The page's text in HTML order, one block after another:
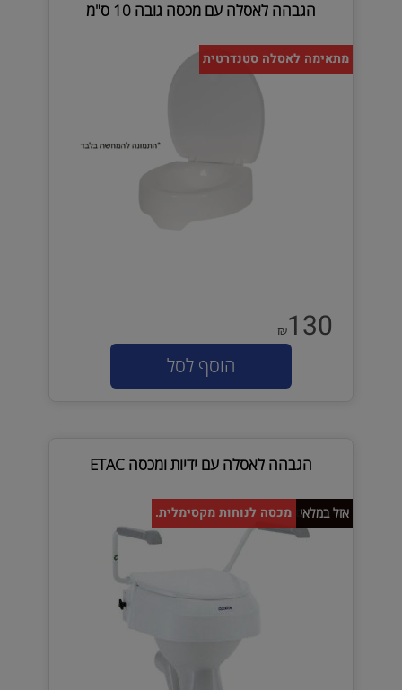
הגבהה לאסלה עם מכסה גובה 10 ס"מ
מתאימה לאסלה סטנדרטית
₪130
הוסף לסל
הגבהה לאסלה עם ידיות ומכסה ETAC
מגיעה עם מכסה לנוחות מקסימלית.
אזל במלאי